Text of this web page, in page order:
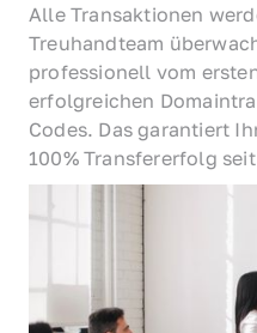
Alle Transaktionen
Treuhandteam
professionell vom
erfolgreichen
Codes. Das garantiert
100% Transfererfolg seit